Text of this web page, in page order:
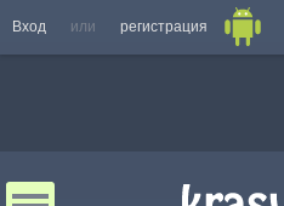
Вход или регистрация